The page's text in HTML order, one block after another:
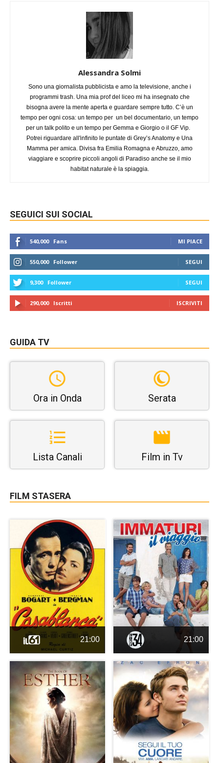
Alessandra Solmi
Sono una giornalista pubblicista e amo la televisione, anche i
programmi trash. Una mia prof del liceo mi ha insegnato che
bisogna avere la mente aperta e guardare sempre tutto. C’è un
tempo per ogni cosa: un tempo per un bel documentario, un tempo
per un talk polito e un tempo per Gemma e Giorgio o il GF Vip.
Potrei riguardare all'infinito le puntate di Grey’s Anatomy e Una
Mamma per amica. Divisa fra Emilia Romagna e Abruzzo, amo
viaggiare e scoprire piccoli angoli di Paradiso anche se il mio
habitat naturale è la spiaggia.
SEGUICI SUI SOCIAL
540,000 Fans MI PIACE
550,000 Follower SEGUI
9,300 Follower SEGUI
290,000 Iscritti ISCRIVITI
GUIDA TV
Ora in Onda Serata
Lista Canali Film in Tv
FILM STASERA
21:00 21:00